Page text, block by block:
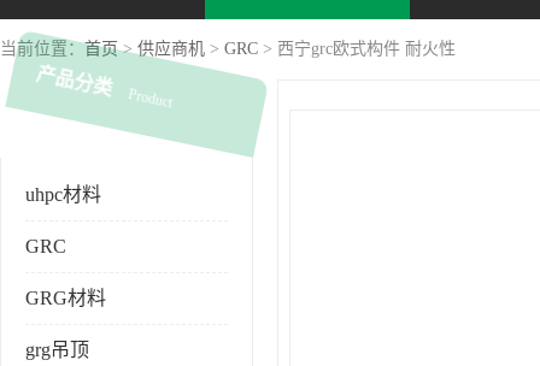
当前位置：首页>供应商机 > GRC > 西宁grc欧式构件 耐火性
产品分类
uhpc材料
GRC
GRG材料
grg吊顶